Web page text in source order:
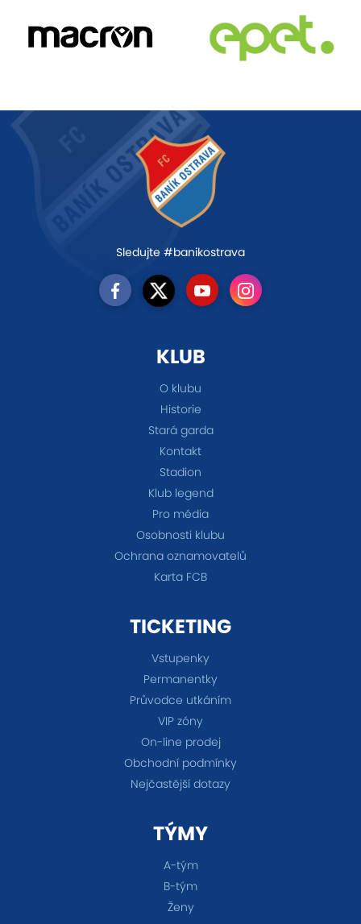
Sledujte #banikostrava
KLUB
O klubu
Historie
Stará garda
Kontakt
Stadion
Klub legend
Pro média
Osobnosti klubu
Ochrana oznamovatelů
Karta FCB
TICKETING
Vstupenky
Permanentky
Průvodce utkáním
VIP zóny
On-line prodej
Obchodní podmínky
Nejčastější dotazy
TÝMY
A-tým
B-tým
Ženy